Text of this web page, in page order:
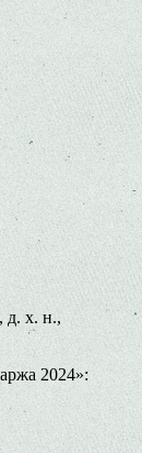
д. х. н.,
2024»: